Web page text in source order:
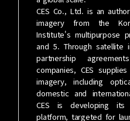
CES Co., Ltd. is an
imagery from the
Institute's multipurpose
and 5. Through satellite
partnership
companies, CES
imagery, including
domestic and
CES is developing its
platform, targeted for